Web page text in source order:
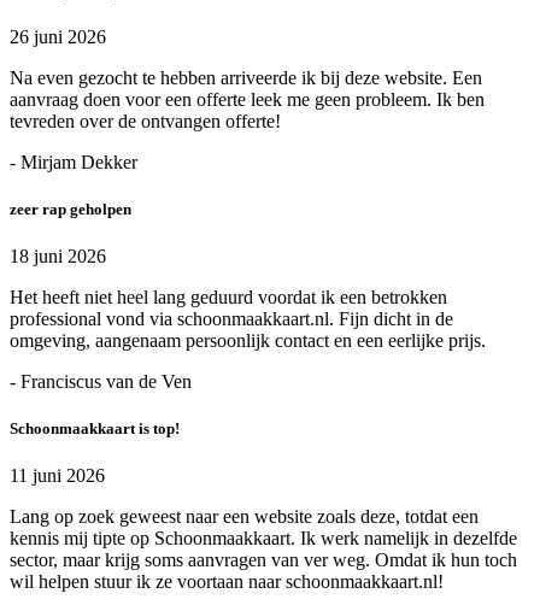
26 juni 2026
Na even gezocht te hebben arriveerde ik bij deze website. Een
aanvraag doen voor een offerte leek me geen probleem. Ik ben
tevreden over de ontvangen offerte!
- Mirjam Dekker
zeer rap geholpen
18 juni 2026
Het heeft niet heel lang geduurd voordat ik een betrokken
professional vond via schoonmaakkaart.nl. Fijn dicht in de
omgeving, aangenaam persoonlijk contact en een eerlijke prijs.
- Franciscus van de Ven
Schoonmaakkaart is top!
11 juni 2026
Lang op zoek geweest naar een website zoals deze, totdat een
kennis mij tipte op Schoonmaakkaart. Ik werk namelijk in dezelfde
sector, maar krijg soms aanvragen van ver weg. Omdat ik hun toch
wil helpen stuur ik ze voortaan naar schoonmaakkaart.nl!